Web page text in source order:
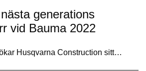
generations
vid Bauma 2022
Husqvarna Construction sitt…